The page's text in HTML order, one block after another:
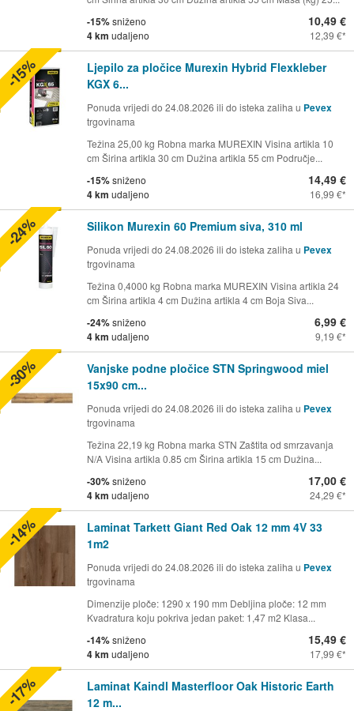
-15%sniženo
4 km udaljeno
10,49 €
12,39 €
Ljepilo za pločice Murexin Hybrid Flexkleber
KGX 6...
Ponuda vrijedi do 24.08.2026 ili do isteka zaliha u Pevex
trgovinama
Težina 25,00 kg Robna marka MUREXIN Visina artikla 10
cm Širina artikla 30 cm Dužina artikla 55 cm Područje...
-15%sniženo
4 km udaljeno
14,49 €
16,99 €
-15%
Silikon Murexin 60 Premium siva, 310 ml
Ponuda vrijedi do 24.08.2026 ili do isteka zaliha u Pevex
trgovinama
Težina 0,4000 kg Robna marka MUREXIN Visina artikla 24
cm Širina artikla 4 cm Dužina artikla 4 cm Boja Siva...
-24%sniženo
4 km udaljeno
6,99 €
9,19 €
-24%
Vanjske podne pločice STN Springwood miel
15x90 cm...
Ponuda vrijedi do 24.08.2026 ili do isteka zaliha u Pevex
trgovinama
Težina 22,19 kg Robna marka STN Zaštita od smrzavanja
N/A Visina artikla 0.85 cm Širina artikla 15 cm Dužina...
-30%sniženo
4 km udaljeno
17,00 €
24,29 €
-30%
Laminat Tarkett Giant Red Oak 12 mm 4V 33
1m2
Ponuda vrijedi do 24.08.2026 ili do isteka zaliha u Pevex
trgovinama
Dimenzije ploče: 1290 x 190 mm Debljina ploče: 12 mm
Kvadratura koju pokriva jedan paket: 1,47 m2 Klasa...
-14%sniženo
4 km udaljeno
15,49 €
17,99 €
-14%
Laminat Kaindl Masterfloor Oak Historic Earth
12 m...
-17%